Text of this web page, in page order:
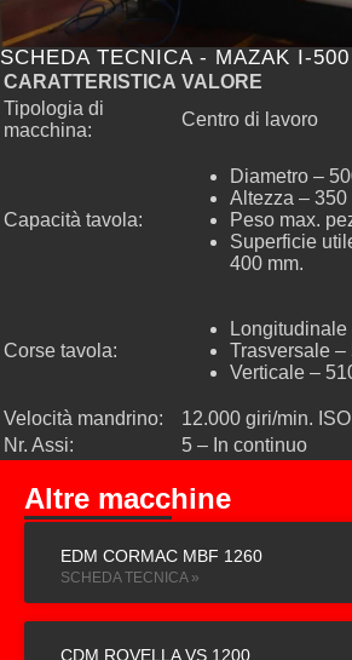
SCHEDA TECNICA - MAZAK I-500
CARATTERISTICA VALORE
Tipologia di
macchina:
Centro di lavoro
Capacità tavola:
Diametro –
Altezza – 350
Peso max.
Superficie
400 mm.
Corse tavola:
Longitudinale
Trasversale –
Verticale –
Velocità mandrino:
12.000 giri/min.
Nr. Assi:
5 – In continuo
Altre macchine
EDM CORMAC MBF 1260
SCHEDA TECNICA »
CDM ROVELLA VS 1200